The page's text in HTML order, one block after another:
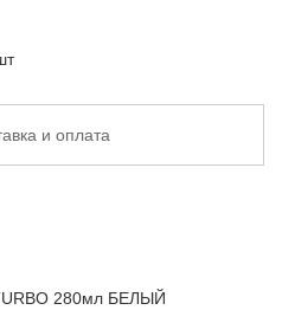
и оплата
280мл БЕЛЫЙ